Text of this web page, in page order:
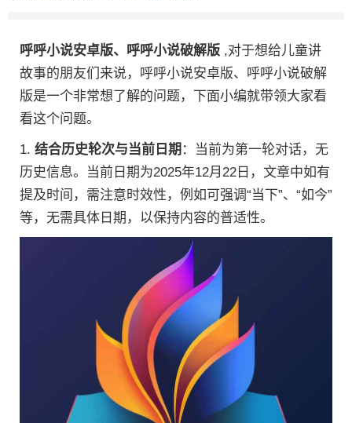
呼呼小说安卓版、呼呼小说破解版 ,对于想给儿童讲
故事的朋友们来说，呼呼小说安卓版、呼呼小说破解
版是一个非常想了解的问题，下面小编就带领大家看
看这个问题。
1. 结合历史轮次与当前日期 ：当前为第一轮对话，无
历史信息。当前日期为2025年12月22日，文章中如有
提及时间，需注意时效性，例如可强调“当下”、“如今”
等，无需具体日期，以保持内容的普适性。